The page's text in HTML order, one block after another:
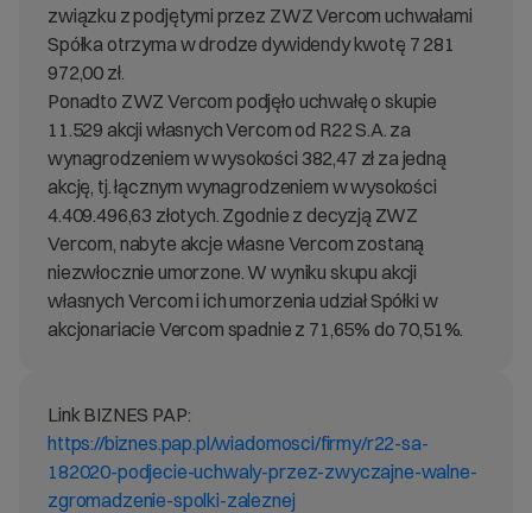
związku z podjętymi przez ZWZ Vercom uchwałami
Spółka otrzyma w drodze dywidendy kwotę 7 281
972,00 zł.
Ponadto ZWZ Vercom podjęło uchwałę o skupie
11.529 akcji własnych Vercom od R22 S.A. za
wynagrodzeniem w wysokości 382,47 zł za jedną
akcję, tj. łącznym wynagrodzeniem w wysokości
4.409.496,63 złotych. Zgodnie z decyzją ZWZ
Vercom, nabyte akcje własne Vercom zostaną
niezwłocznie umorzone. W wyniku skupu akcji
własnych Vercom i ich umorzenia udział Spółki w
akcjonariacie Vercom spadnie z 71,65% do 70,51%.
Link BIZNES PAP:
https://biznes.pap.pl/wiadomosci/firmy/r22-sa-
182020-podjecie-uchwaly-przez-zwyczajne-walne-
zgromadzenie-spolki-zaleznej